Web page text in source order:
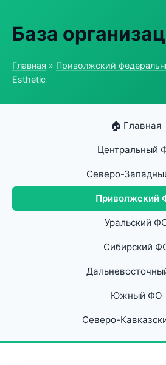
База
Главная » Приволжский
Esthetic
🏠 Главная
Центральный
Северо-
Приволжский
Уральский
Сибирский
Южный ФО
Северо-